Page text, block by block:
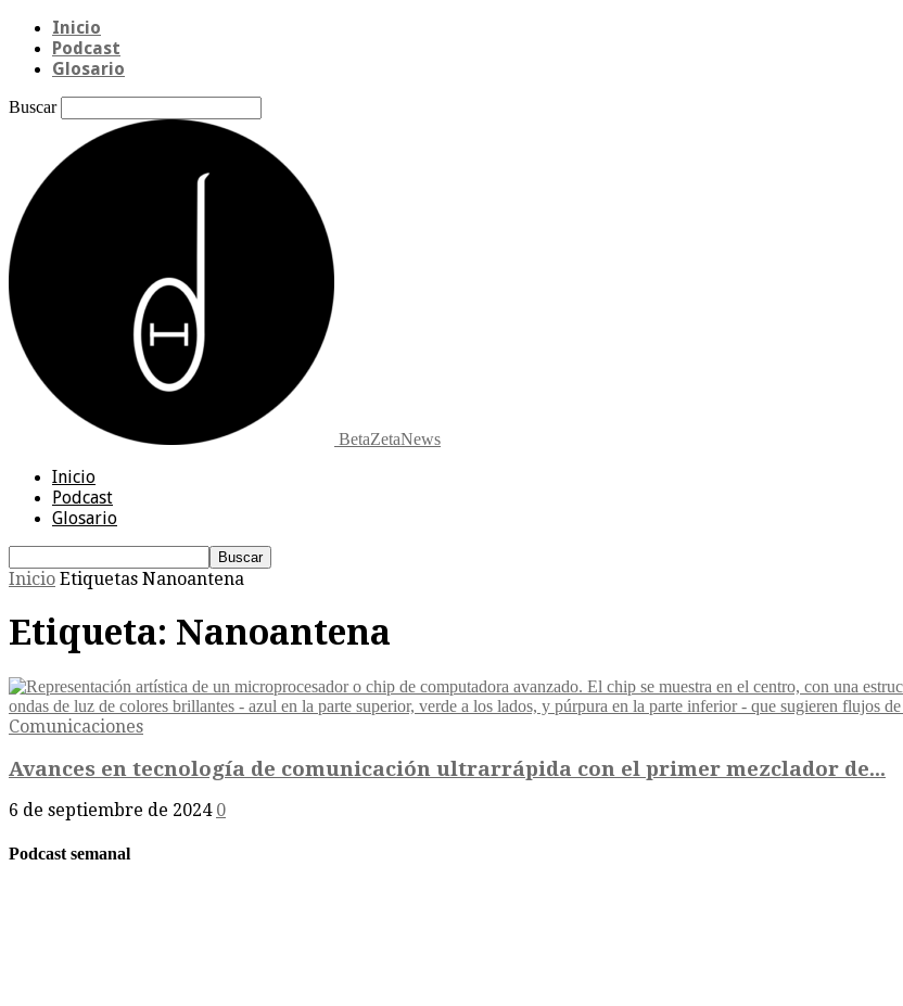
Inicio
Podcast
Glosario
Buscar
BetaZetaNews
Inicio
Podcast
Glosario
Inicio Etiquetas Nanoantena
Etiqueta: Nanoantena
Comunicaciones
Avances en tecnología de comunicación ultrarrápida con el primer mezclador de...
6 de septiembre de 2024 0
Podcast semanal